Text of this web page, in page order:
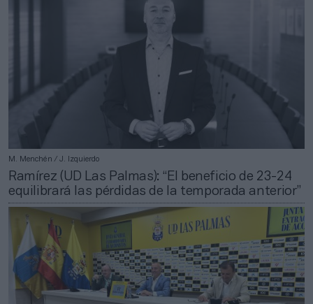
M. Menchén / J. Izquierdo
Ramírez (UD Las Palmas): “El beneficio de 23-24
equilibrará las pérdidas de la temporada anterior”